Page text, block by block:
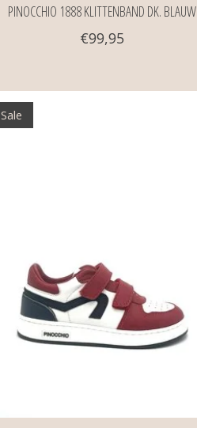
PINOCCHIO 1888 KLITTENBAND DK. BLAUW
€99,95
Sale